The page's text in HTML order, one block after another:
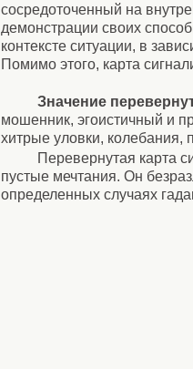
сосредоточенный на
демонстрации своих
контексте ситуации, в
Помимо этого, карта
Значение
мошенник, эгоистичный и
хитрые уловки, колебания,
Перевернутая карта
пустые мечтания. Он
определенных случаях